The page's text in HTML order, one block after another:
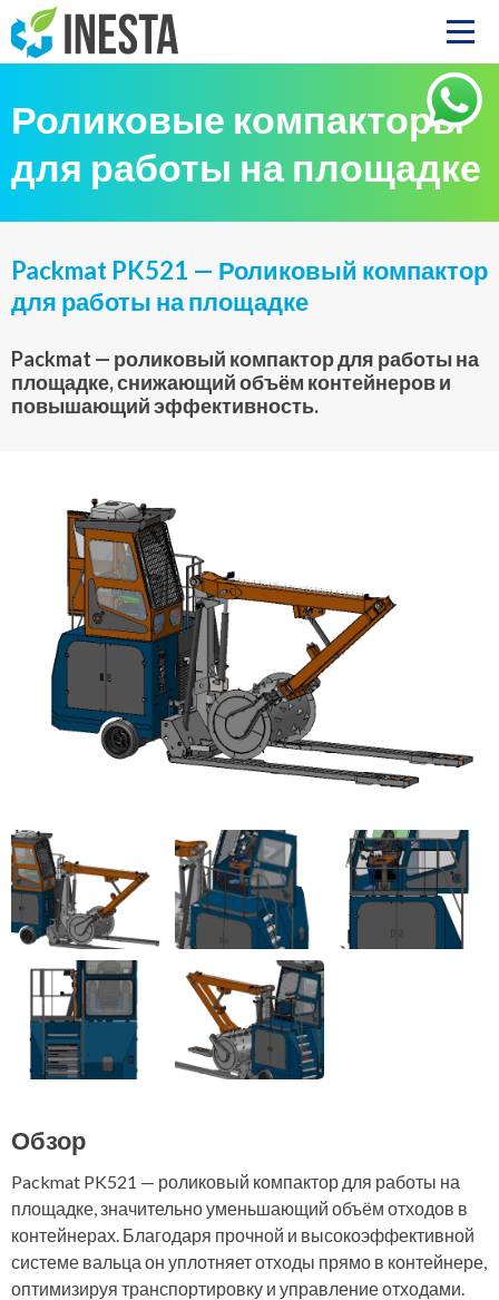
Роликовые компакторы
для работы на площадке
Packmat PK521 — Роликовый компактор
для работы на площадке
Packmat — роликовый компактор для работы на
площадке, снижающий объём контейнеров и
повышающий эффективность.
Обзор
Packmat PK521 — роликовый компактор для работы на
площадке, значительно уменьшающий объём отходов в
контейнерах. Благодаря прочной и высокоэффективной
системе вальца он уплотняет отходы прямо в контейнере,
оптимизируя транспортировку и управление отходами.